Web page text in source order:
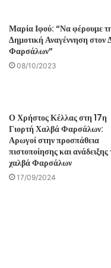
Μαρία Ιφού: “Να φέρουμε
Δημοτική Αναγέννηση στον
Φαρσάλων”
08/10/2023
Ο Χρήστος Κέλλας στη 17η
Γιορτή Χαλβά Φαρσάλων:
Αρωγοί στην προσπάθεια
πιστοποίησης και ανάδειξης
χαλβά Φαρσάλων
17/09/2024